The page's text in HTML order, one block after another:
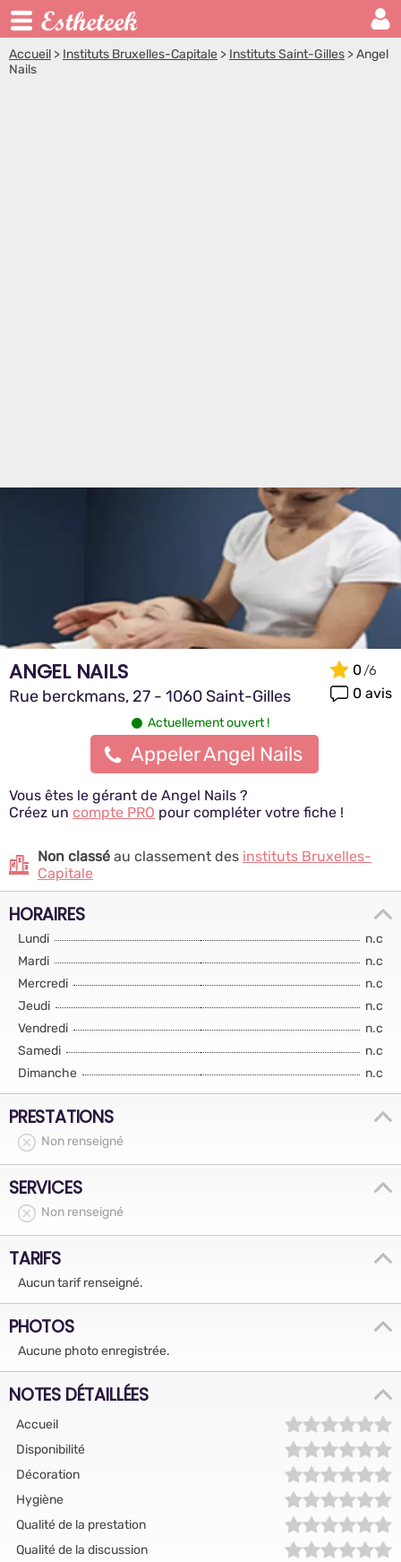
Accueil > Instituts Bruxelles-Capitale > Instituts Saint-Gilles >Angel
Nails
ANGEL NAILS
Rue berckmans, 27 - 1060 Saint-Gilles
0
0 avis
Actuellement ouvert !
Appeler Angel Nails
Vous êtes le gérant de Angel Nails ?
Créez un compte PRO pour compléter votre fiche !
Non classéau classement des instituts Bruxelles-
Capitale
HORAIRES
Lundi
n.c
Mardi
n.c
Mercredi
n.c
Jeudi
n.c
Vendredi
n.c
Samedi
n.c
Dimanche
n.c
PRESTATIONS
Non renseigné
SERVICES
Non renseigné
TARIFS
Aucun tarif renseigné.
PHOTOS
Aucune photo enregistrée.
NOTES DÉTAILLÉES
Accueil
Disponibilité
Décoration
Hygiène
Qualité de la prestation
Qualité de la discussion